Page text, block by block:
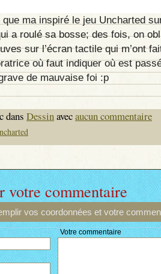
ma inspiré le jeu Uncharted
a roulé sa bosse; des fois, on
sur l’écran tactile qui m’ont
où faut indiquer où est
de mauvaise foi :p
dans Dessinavecaucun commentaire
votre commentaire
vos coordonnées et votre
Votre commentaire